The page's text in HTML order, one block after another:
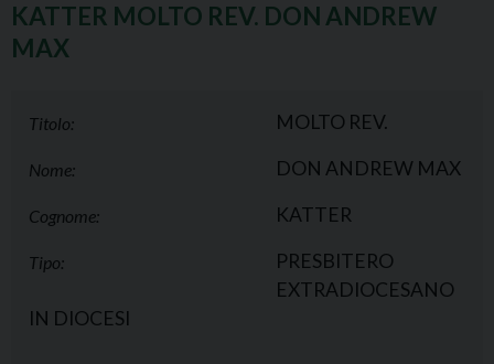
KATTER MOLTO REV. DON ANDREW
MAX
Titolo: MOLTO REV.
Nome: DON ANDREW MAX
Cognome: KATTER
Tipo:
PRESBITERO
EXTRADIOCESANO
IN DIOCESI